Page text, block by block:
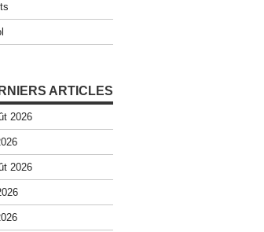
ARTICLES
2026
2026